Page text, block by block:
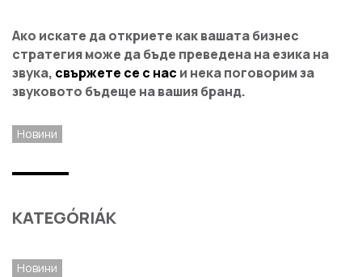
Ако искате да откриете как вашата бизнес
стратегия може да бъде преведена на езика на
звука, свържете се с нас и нека поговорим за
звуковото бъдеще на вашия бранд.
Новини
KATEGÓRIÁK
Новини